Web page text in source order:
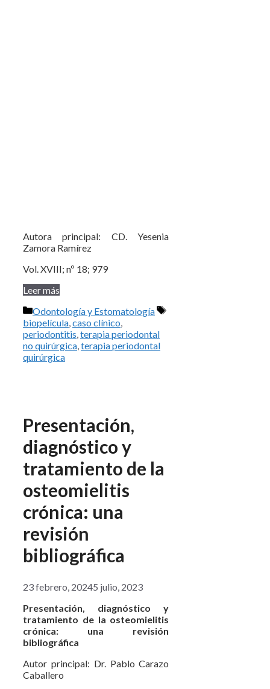
Autora principal: CD. Yesenia
Zamora Ramírez
Vol. XVIII; nº 18; 979
Leer más
Categorías
Odontología y Estomatología
Etiquetas
biopelícula,caso clínico,
periodontitis,terapia periodontal
no quirúrgica,terapia periodontal
quirúrgica
Presentación,
diagnóstico y
tratamiento de la
osteomielitis
crónica: una
revisión
bibliográfica
23 febrero, 20245 julio, 2023
Presentación, diagnóstico y
tratamiento de la osteomielitis
crónica: una revisión
bibliográfica
Autor principal: Dr. Pablo Carazo
Caballero